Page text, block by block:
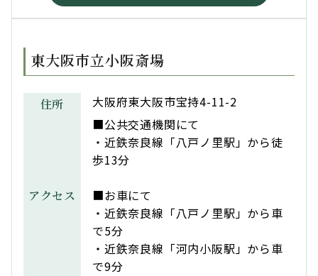
東大阪市立小阪斎場
住所 大阪府東大阪市宝持4-11-2
アクセス
■公共交通機関にて
・近鉄奈良線「八戸ノ里駅」から徒
歩13分
■お車にて
・近鉄奈良線「八戸ノ里駅」から車
で5分
・近鉄奈良線「河内小阪駅」から車
で9分